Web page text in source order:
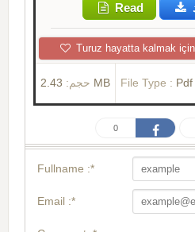
Read
Turuz hayatta kalmak
حجم: 2.43 MB File Type : Pdf
0
Fullname :*
Email :*